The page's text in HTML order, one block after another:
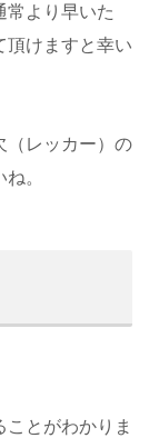
常より早いた
頂けますと幸い
（レッカー）の
。
とがわかりま